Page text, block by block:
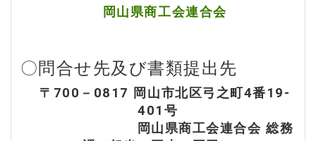
岡山県商工会連合会
〇問合せ先及び書類提出先
〒700－0817 岡山市北区弓之町4番19‐
401号
岡山県商工会連合会 総務